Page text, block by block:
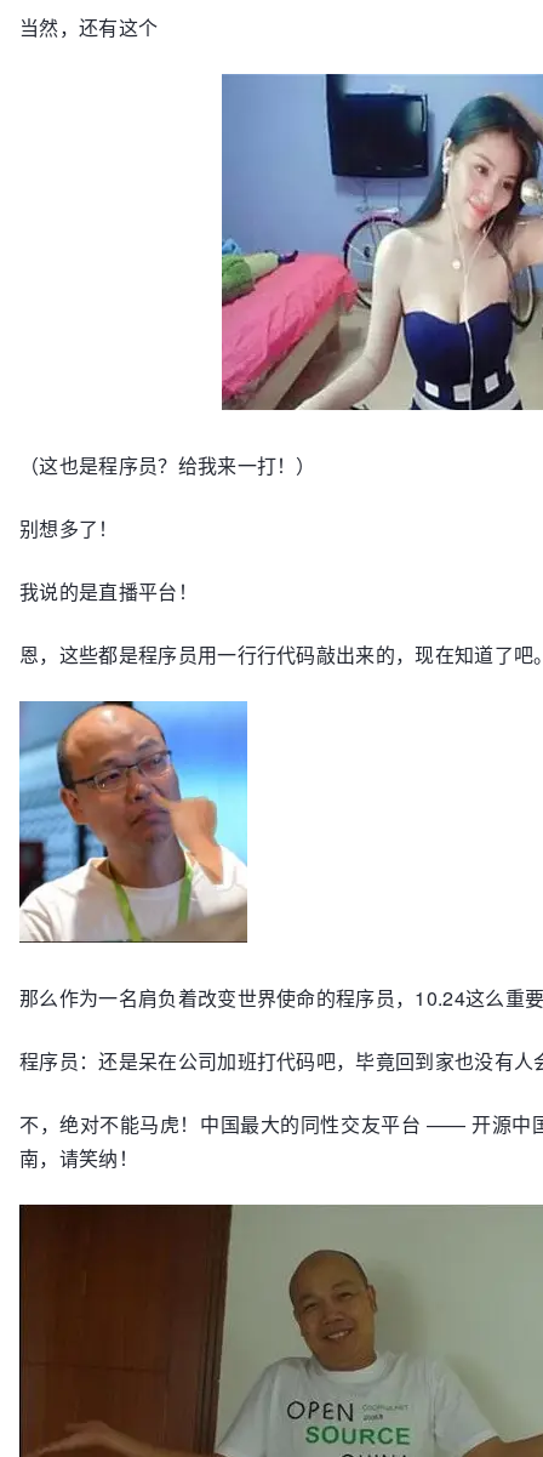
当然，还有这个
（这也是程序员？给我来一打！）
别想多了！
我说的是直播平台！
恩，这些都是程序员用一行行代码敲出来的，现在知道了吧
那么作为一名肩负着改变世界使命的程序员，10.24这么重
程序员：还是呆在公司加班打代码吧，毕竟回到家也没有人
不，绝对不能马虎！中国最大的同性交友平台 —— 开源中
南，请笑纳！